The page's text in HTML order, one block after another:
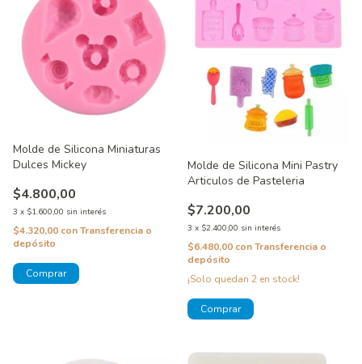
Molde de Silicona Miniaturas
Dulces Mickey
$4.800,00
3 x $1.600,00 sin interés
$4.320,00 conTransferencia o
depósito
Molde de Silicona Mini Pastry
Articulos de Pasteleria
$7.200,00
3 x $2.400,00 sin interés
$6.480,00 conTransferencia o
depósito
¡Solo quedan 2 en stock!